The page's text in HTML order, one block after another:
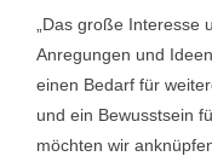
„Das große
Anregungen und
einen Bedarf für
und ein Bewusstsein
möchten wir